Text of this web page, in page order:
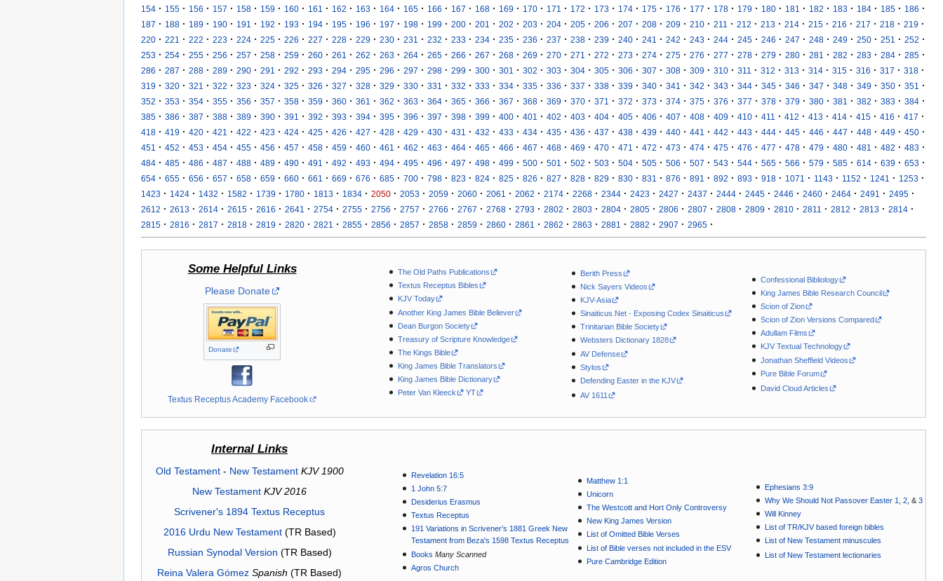
154 · 155 · 156 · 157 · 158 · 159 · 160 · 161 · 162 · 163 · 164 · 165 · 166 · 167 · 168 · 169 · 170 · 171 · 172 · 173 · 174 · 175 · 176 · 177 · 178 · 179 · 180 · 181 · 182 · 183 · 184 · 185 · 186 ·
187 · 188 · 189 · 190 · 191 · 192 · 193 · 194 · 195 · 196 · 197 · 198 · 199 · 200 · 201 · 202 · 203 · 204 · 205 · 206 · 207 · 208 · 209 · 210 · 211 · 212 · 213 · 214 · 215 · 216 · 217 · 218 · 219 ·
220 · 221 · 222 · 223 · 224 · 225 · 226 · 227 · 228 · 229 · 230 · 231 · 232 · 233 · 234 · 235 · 236 · 237 · 238 · 239 · 240 · 241 · 242 · 243 · 244 · 245 · 246 · 247 · 248 · 249 · 250 · 251 · 252 ·
253 · 254 · 255 · 256 · 257 · 258 · 259 · 260 · 261 · 262 · 263 · 264 · 265 · 266 · 267 · 268 · 269 · 270 · 271 · 272 · 273 · 274 · 275 · 276 · 277 · 278 · 279 · 280 · 281 · 282 · 283 · 284 · 285 ·
286 · 287 · 288 · 289 · 290 · 291 · 292 · 293 · 294 · 295 · 296 · 297 · 298 · 299 · 300 · 301 · 302 · 303 · 304 · 305 · 306 · 307 · 308 · 309 · 310 · 311 · 312 · 313 · 314 · 315 · 316 · 317 · 318 ·
319 · 320 · 321 · 322 · 323 · 324 · 325 · 326 · 327 · 328 · 329 · 330 · 331 · 332 · 333 · 334 · 335 · 336 · 337 · 338 · 339 · 340 · 341 · 342 · 343 · 344 · 345 · 346 · 347 · 348 · 349 · 350 · 351 ·
352 · 353 · 354 · 355 · 356 · 357 · 358 · 359 · 360 · 361 · 362 · 363 · 364 · 365 · 366 · 367 · 368 · 369 · 370 · 371 · 372 · 373 · 374 · 375 · 376 · 377 · 378 · 379 · 380 · 381 · 382 · 383 · 384 ·
385 · 386 · 387 · 388 · 389 · 390 · 391 · 392 · 393 · 394 · 395 · 396 · 397 · 398 · 399 · 400 · 401 · 402 · 403 · 404 · 405 · 406 · 407 · 408 · 409 · 410 · 411 · 412 · 413 · 414 · 415 · 416 · 417 ·
418 · 419 · 420 · 421 · 422 · 423 · 424 · 425 · 426 · 427 · 428 · 429 · 430 · 431 · 432 · 433 · 434 · 435 · 436 · 437 · 438 · 439 · 440 · 441 · 442 · 443 · 444 · 445 · 446 · 447 · 448 · 449 · 450 ·
451 · 452 · 453 · 454 · 455 · 456 · 457 · 458 · 459 · 460 · 461 · 462 · 463 · 464 · 465 · 466 · 467 · 468 · 469 · 470 · 471 · 472 · 473 · 474 · 475 · 476 · 477 · 478 · 479 · 480 · 481 · 482 · 483 ·
484 · 485 · 486 · 487 · 488 · 489 · 490 · 491 · 492 · 493 · 494 · 495 · 496 · 497 · 498 · 499 · 500 · 501 · 502 · 503 · 504 · 505 · 506 · 507 · 543 · 544 · 565 · 566 · 579 · 585 · 614 · 639 · 653 ·
654 · 655 · 656 · 657 · 658 · 659 · 660 · 661 · 669 · 676 · 685 · 700 · 798 · 823 · 824 · 825 · 826 · 827 · 828 · 829 · 830 · 831 · 876 · 891 · 892 · 893 · 918 · 1071 · 1143 · 1152 · 1241 · 1253 ·
1423 · 1424 · 1432 · 1582 · 1739 · 1780 · 1813 · 1834 · 2050 · 2053 · 2059 · 2060 · 2061 · 2062 · 2174 · 2268 · 2344 · 2423 · 2427 · 2437 · 2444 · 2445 · 2446 · 2460 · 2464 · 2491 · 2495 ·
2612 · 2613 · 2614 · 2615 · 2616 · 2641 · 2754 · 2755 · 2756 · 2757 · 2766 · 2767 · 2768 · 2793 · 2802 · 2803 · 2804 · 2805 · 2806 · 2807 · 2808 · 2809 · 2810 · 2811 · 2812 · 2813 · 2814 ·
2815 · 2816 · 2817 · 2818 · 2819 · 2820 · 2821 · 2855 · 2856 · 2857 · 2858 · 2859 · 2860 · 2861 · 2862 · 2863 · 2881 · 2882 · 2907 · 2965 ·
Some Helpful Links
Please Donate
Donate
Textus Receptus Academy Facebook
The Old Paths Publications
Textus Receptus Bibles
KJV Today
Another King James Bible Believer
Dean Burgon Society
Treasury of Scripture Knowledge
The Kings Bible
King James Bible Translators
King James Bible Dictionary
Peter Van Kleeck
YT
Berith Press
Nick Sayers Videos
KJV-Asia
Sinaiticus.Net - Exposing Codex Sinaiticus
Trinitarian Bible Society
Websters Dictionary 1828
AV Defense
Stylos
Defending Easter in the KJV
AV 1611
Confessional Bibliology
King James Bible Research Council
Scion of Zion
Scion of Zion Versions Compared
Adullam Films
KJV Textual Technology
Jonathan Sheffield Videos
Pure Bible Forum
David Cloud Articles
Internal Links
Old Testament- New Testament KJV 1900
New Testament KJV 2016
Scrivener's 1894 Textus Receptus
2016 Urdu New Testament(TR Based)
Russian Synodal Version (TR Based)
Reina Valera Gómez Spanish (TR Based)
Revelation 16:5
1 John 5:7
Desiderius Erasmus
Textus Receptus
191 Variations in Scrivener’s 1881 Greek New
Testament from Beza's 1598 Textus Receptus
Books Many Scanned
Agros Church
Matthew 1:1
Unicorn
The Westcott and Hort Only Controversy
New King James Version
List of Omitted Bible Verses
List of Bible verses not included in the ESV
Pure Cambridge Edition
Ephesians 3:9
Why We Should Not Passover Easter 1
,2 , &3
Will Kinney
List of TR/KJV based foreign bibles
List of New Testament minuscules
List of New Testament lectionaries